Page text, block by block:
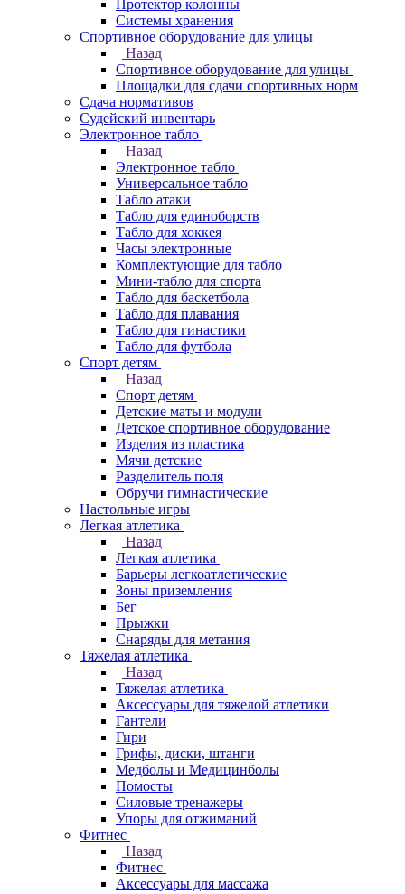
Протектор колонны
Системы хранения
Спортивное оборудование для улицы
Назад
Спортивное оборудование для улицы
Площадки для сдачи спортивных норм
Сдача нормативов
Судейский инвентарь
Электронное табло
Назад
Электронное табло
Универсальное табло
Табло атаки
Табло для единоборств
Табло для хоккея
Часы электронные
Комплектующие для табло
Мини-табло для спорта
Табло для баскетбола
Табло для плавания
Табло для гинастики
Табло для футбола
Спорт детям
Назад
Спорт детям
Детские маты и модули
Детское спортивное оборудование
Изделия из пластика
Мячи детские
Разделитель поля
Обручи гимнастические
Настольные игры
Легкая атлетика
Назад
Легкая атлетика
Барьеры легкоатлетические
Зоны приземления
Бег
Прыжки
Снаряды для метания
Тяжелая атлетика
Назад
Тяжелая атлетика
Аксессуары для тяжелой атлетики
Гантели
Гири
Грифы, диски, штанги
Медболы и Медицинболы
Помосты
Силовые тренажеры
Упоры для отжиманий
Фитнес
Назад
Фитнес
Аксессуары для массажа